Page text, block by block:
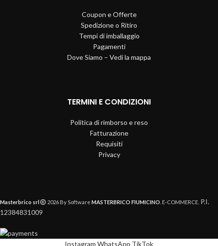
Coupon e Offerte
Spedizione o Ritiro
Tempi di imballaggio
Pagamenti
Dove Siamo – Vedi la mappa
TERMINI E CONDIZIONI
Politica di rimborso e reso
Fatturazione
Requisiti
Privacy
Masterbrico srl 2026 By Software MASTERBRICO FIUMICINO . E-COMMERCE. P.I.
12384831009
Instagram WhatsApp TikTok